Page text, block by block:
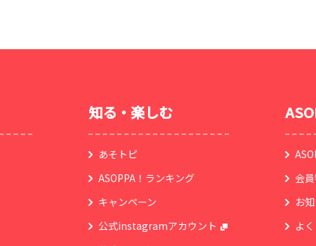
知る・楽しむ
あそトピ
ASOPPA！ランキング
キャンペーン
公式instagramアカウント
会
お
よ